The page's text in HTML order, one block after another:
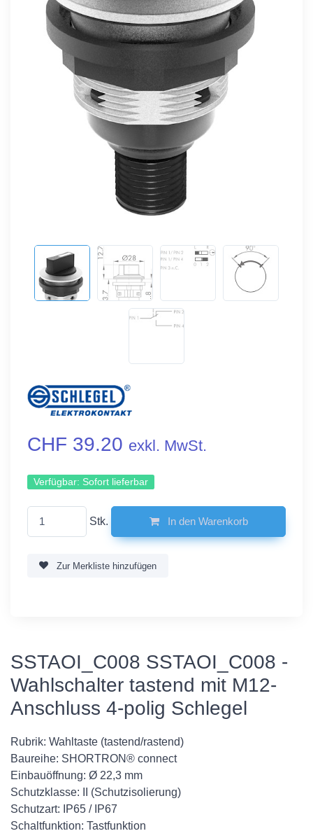
CHF 39.20 exkl. MwSt.
Verfügbar: Sofort lieferbar
Stk. In den Warenkorb
Zur Merkliste hinzufügen
SSTAOI_C008 SSTAOI_C008 -
Wahlschalter tastend mit M12-
Anschluss 4-polig Schlegel
Rubrik: Wahltaste (tastend/rastend)
Baureihe: SHORTRON® connect
Einbauöffnung: Ø 22,3 mm
Schutzklasse: II (Schutzisolierung)
Schutzart: IP65 / IP67
Schaltfunktion: Tastfunktion